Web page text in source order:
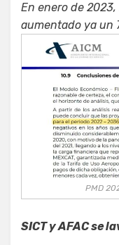
En enero de 2023,
aumentado ya un
PMD
SICT y AFAC se